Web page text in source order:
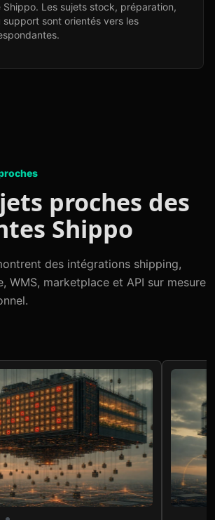
Les sujets stock, préparation,
sont orientés vers les
proches des
Shippo
des intégrations shipping,
WMS, marketplace et API sur mesure